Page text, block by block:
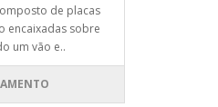
de placas
encaixadas sobre
um vão e..